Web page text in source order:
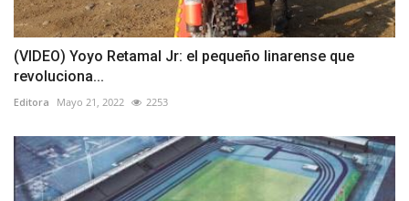
(VIDEO) Yoyo Retamal Jr: el pequeño linarense que
revoluciona...
Editora Mayo 21, 2022 2253